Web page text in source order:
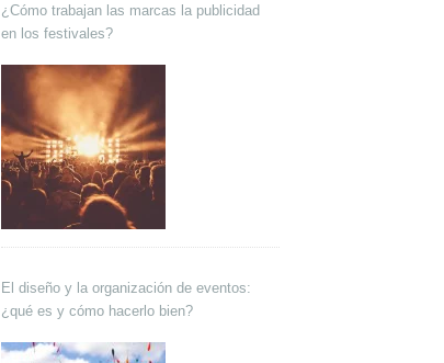
¿Cómo trabajan las marcas la publicidad
en los festivales?
El diseño y la organización de eventos:
¿qué es y cómo hacerlo bien?